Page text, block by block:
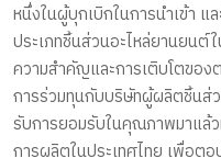
หนึ่งในผู้บุกเบิกในการนำเข้า
ประเภทชิ้นส่วนอะไหล่ยานยนต์
ความสำคัญและการเติบโตของ
การร่วมทุนกับบริษัทผู้ผลิตชิ้นส่
รับการยอมรับในคุณภาพมาแล้
การผลิตในประเทศไทย เพื่อต